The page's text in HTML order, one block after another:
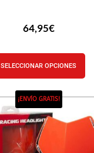
64,95€
SELECCIONAR OPCIONES
¡ENVÍO GRATIS!